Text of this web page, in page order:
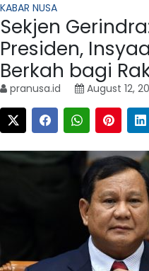
KABAR NUSA
Sekjen
Presiden,
Berkah bagi
pranusa.id August 12,